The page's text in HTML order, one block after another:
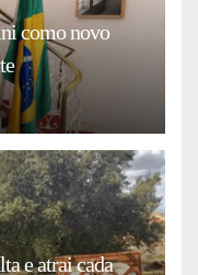
como novo
e atrai cada